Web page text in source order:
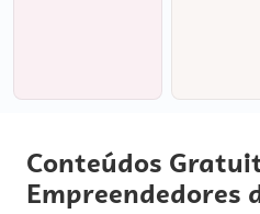
Conteúdos
Empreendedores